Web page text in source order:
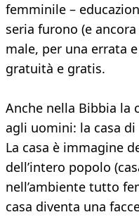
femminile –
seria furono (e
male, per una errata
gratuità e gratis.
Anche nella Bibbia la
agli uomini: la casa di
La casa è immagine
dell’intero popolo
nell’ambiente tutto
casa diventa una